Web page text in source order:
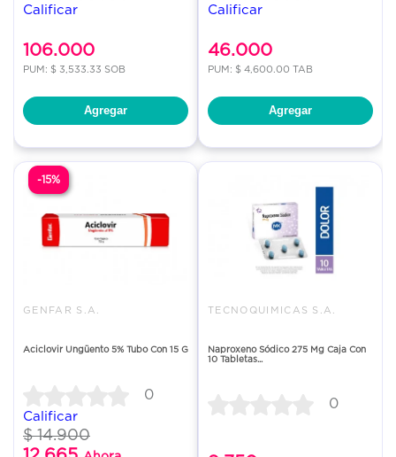
Calificar
106.000
PUM: $ 3,533.33 SOB
Agregar
Calificar
46.000
PUM: $ 4,600.00 TAB
Agregar
GENFAR S.A.
Aciclovir Ungüento 5% Tubo Con 15 G
0
Calificar
$ 14.900
-15%
TECNOQUIMICAS S.A.
Naproxeno Sódico 275 Mg Caja Con
10 Tabletas...
0